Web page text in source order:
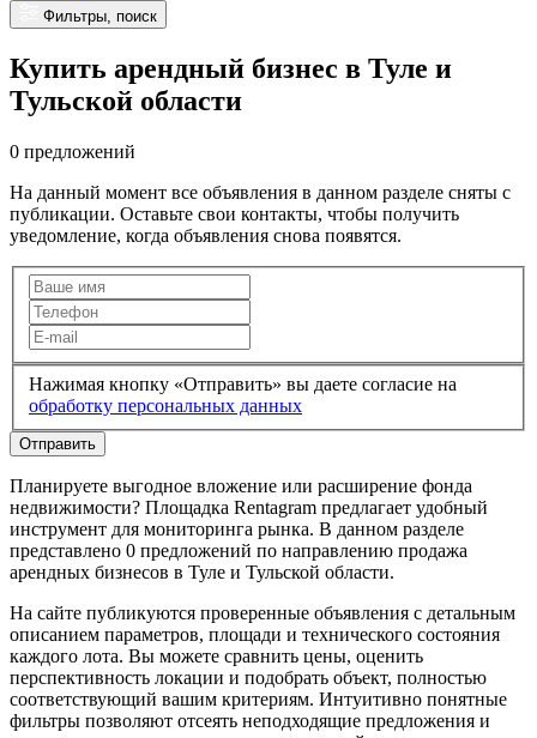
Фильтры, поиск
Купить арендный бизнес в Туле и
Тульской области
0 предложений
На данный момент все объявления в данном разделе сняты с
публикации. Оставьте свои контакты, чтобы получить
уведомление, когда объявления снова появятся.
Нажимая кнопку «Отправить» вы даете согласие на
обработку персональных данных
Отправить
Планируете выгодное вложение или расширение фонда
недвижимости? Площадка Rentagram предлагает удобный
инструмент для мониторинга рынка. В данном разделе
представлено 0 предложений по направлению продажа
арендных бизнесов в Туле и Тульской области.
На сайте публикуются проверенные объявления с детальным
описанием параметров, площади и технического состояния
каждого лота. Вы можете сравнить цены, оценить
перспективность локации и подобрать объект, полностью
соответствующий вашим критериям. Интуитивно понятные
фильтры позволяют отсеять неподходящие предложения и